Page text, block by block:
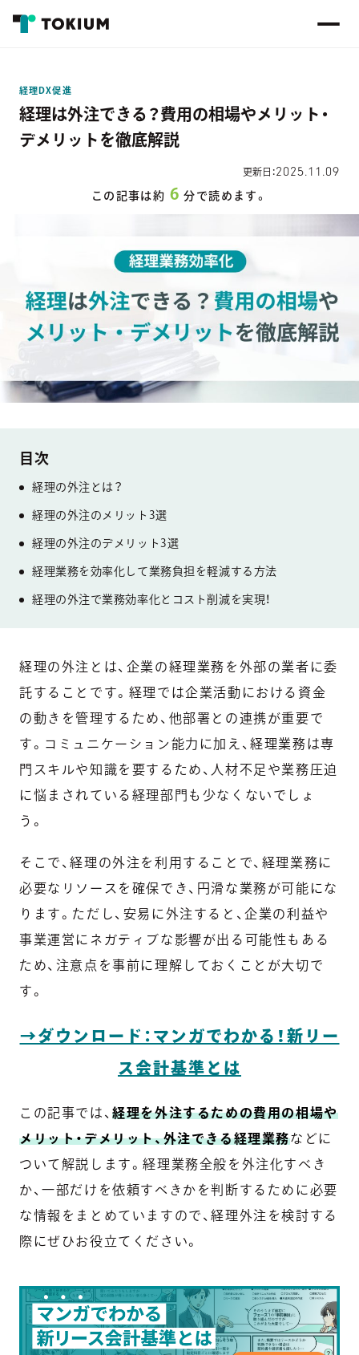
経理DX促進
経理は外注できる？費用の相場やメリット・
デメリットを徹底解説
更新日：2025.11.09
この記事は約 6分で読めます。
経理の外注とは？
経理の外注のメリット3選
経理の外注のデメリット3選
経理業務を効率化して業務負担を軽減する方法
経理の外注で業務効率化とコスト削減を実現！
経理の外注とは、企業の経理業務を外部の業者に委
託することです。経理では企業活動における資金
の動きを管理するため、他部署との連携が重要で
す。コミュニケーション能力に加え、経理業務は専
門スキルや知識を要するため、人材不足や業務圧迫
に悩まされている経理部門も少なくないでしょ
う。
そこで、経理の外注を利用することで、経理業務に
必要なリソースを確保でき、円滑な業務が可能にな
ります。ただし、安易に外注すると、企業の利益や
事業運営にネガティブな影響が出る可能性もある
ため、注意点を事前に理解しておくことが大切で
す。
→ダウンロード：マンガでわかる！新リー
ス会計基準とは
この記事では、経理を外注するための費用の相場や
メリット・デメリット、外注できる経理業務などに
ついて解説します。経理業務全般を外注化すべき
か、一部だけを依頼すべきかを判断するために必要
な情報をまとめていますので、経理外注を検討する
際にぜひお役立てください。